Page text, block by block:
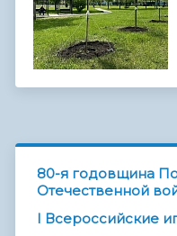
80-я годовщина
Отечественной
I Всероссийские